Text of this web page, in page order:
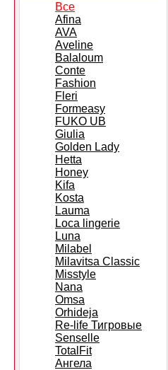
Все
Afina
AVA
Aveline
Balaloum
Conte
Fashion
Fleri
Formeasy
FUKO UB
Giulia
Golden Lady
Hetta
Honey
Kifa
Kosta
Lauma
Loca lingerie
Luna
Milabel
Milavitsa Classic
Misstyle
Nana
Omsa
Orhideja
Re-life Тигровые
Senselle
TotalFit
Ангела